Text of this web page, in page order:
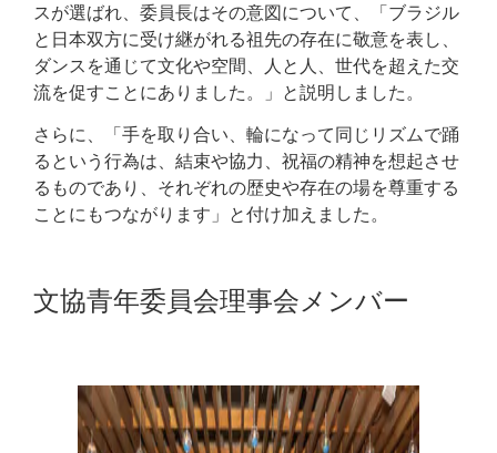
スが選ばれ、委員長はその意図について、「ブラジル
と日本双方に受け継がれる祖先の存在に敬意を表し、
ダンスを通じて文化や空間、人と人、世代を超えた交
流を促すことにありました。」と説明しました。
さらに、「手を取り合い、輪になって同じリズムで踊
るという行為は、結束や協力、祝福の精神を想起させ
るものであり、それぞれの歴史や存在の場を尊重する
ことにもつながります」と付け加えました。
文協青年委員会理事会メンバー